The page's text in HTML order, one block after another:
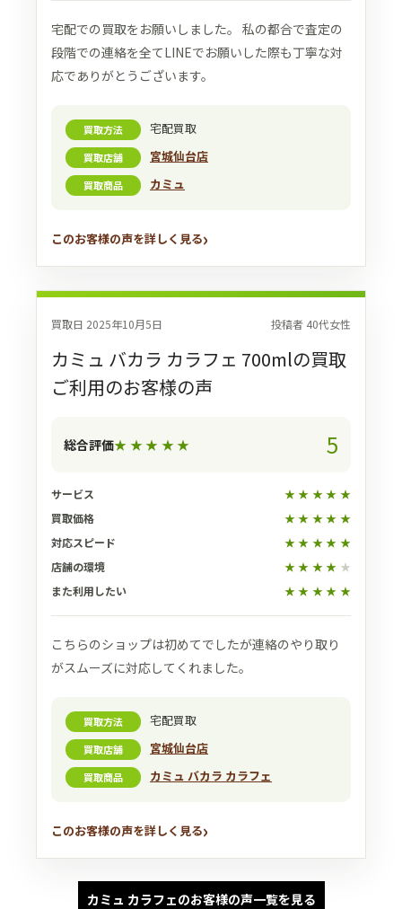
宅配での買取をお願いしました。 私の都合で査定の
段階での連絡を全てLINEでお願いした際も丁寧な対
応でありがとうございます。
買取方法 宅配買取
買取店舗 宮城仙台店
買取商品 カミュ
このお客様の声を詳しく見る
買取日 2025年10月5日 投稿者 40代女性
カミュ バカラ カラフェ 700mlの買取
ご利用のお客様の声
総合評価★ ★★ ★★ 5
サービス ★★ ★★ ★
買取価格
★★ ★★ ★
対応スピード
★★ ★★ ★
店舗の環境
★★ ★★ ★
また利用したい
★★ ★★ ★
こちらのショップは初めてでしたが連絡のやり取り
がスムーズに対応してくれました。
買取方法 宅配買取
買取店舗 宮城仙台店
買取商品 カミュ バカラ カラフェ
このお客様の声を詳しく見る
カミュ カラフェのお客様の声一覧を見る